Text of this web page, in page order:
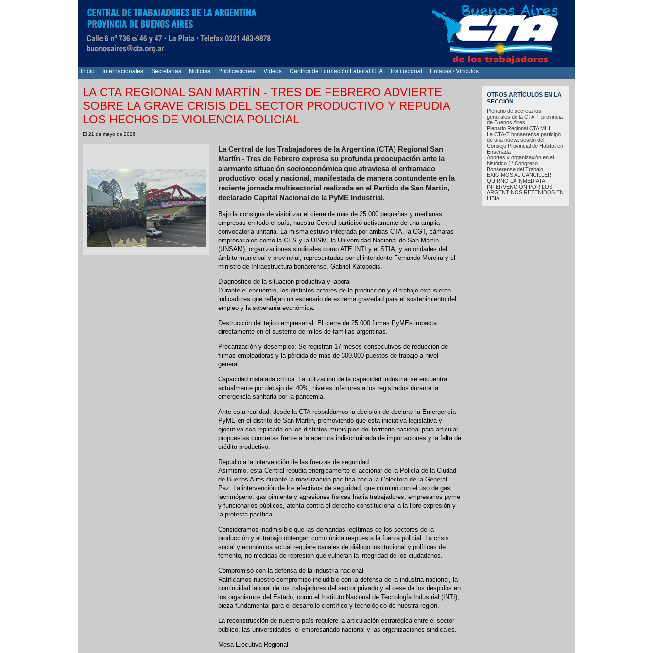
Inicio Internacionales Secretarias Noticias Publicaciones Videos Centros de Formación Laboral CTA Institucional Enlaces / Vinculos
OTROS ARTÍCULOS EN LA
SECCIÓN
Plenario de secretarios
generales de la CTA-T provincia
de Buenos Aires
Plenario Regional CTA MHI
La CTA-T bonaerense participó
de una nueva sesión del
Consejo Provincial de Hábitat en
Ensenada
Aportes y organización en el
histórico 1° Congreso
Bonaerense del Trabajo.
EXIGIMOS AL CANCILLER
QUIRNO LA INMEDIATA
INTERVENCIÓN POR LOS
ARGENTINOS RETENIDOS EN
LIBIA
LA CTA REGIONAL SAN MARTÍN - TRES DE FEBRERO ADVIERTE
SOBRE LA GRAVE CRISIS DEL SECTOR PRODUCTIVO Y REPUDIA
LOS HECHOS DE VIOLENCIA POLICIAL
El 21 de mayo de 2026
La Central de los Trabajadores de la Argentina (CTA) Regional San
Martín - Tres de Febrero expresa su profunda preocupación ante la
alarmante situación socioeconómica que atraviesa el entramado
productivo local y nacional, manifestada de manera contundente en la
reciente jornada multisectorial realizada en el Partido de San Martín,
declarado Capital Nacional de la PyME Industrial.
Bajo la consigna de visibilizar el cierre de más de 25.000 pequeñas y medianas
empresas en todo el país, nuestra Central participó activamente de una amplia
convocatoria unitaria. La misma estuvo integrada por ambas CTA, la CGT, cámaras
empresariales como la CES y la UISM, la Universidad Nacional de San Martín
(UNSAM), organizaciones sindicales como ATE INTI y el STIA, y autoridades del
ámbito municipal y provincial, representadas por el intendente Fernando Moreira y el
ministro de Infraestructura bonaerense, Gabriel Katopodis.
Diagnóstico de la situación productiva y laboral
Durante el encuentro, los distintos actores de la producción y el trabajo expusieron
indicadores que reflejan un escenario de extrema gravedad para el sostenimiento del
empleo y la soberanía económica:
Destrucción del tejido empresarial: El cierre de 25.000 firmas PyMEs impacta
directamente en el sustento de miles de familias argentinas.
Precarización y desempleo: Se registran 17 meses consecutivos de reducción de
firmas empleadoras y la pérdida de más de 300.000 puestos de trabajo a nivel
general.
Capacidad instalada crítica: La utilización de la capacidad industrial se encuentra
actualmente por debajo del 40%, niveles inferiores a los registrados durante la
emergencia sanitaria por la pandemia.
Ante esta realidad, desde la CTA respaldamos la decisión de declarar la Emergencia
PyME en el distrito de San Martín, promoviendo que esta iniciativa legislativa y
ejecutiva sea replicada en los distintos municipios del territorio nacional para articular
propuestas concretas frente a la apertura indiscriminada de importaciones y la falta de
crédito productivo.
Repudio a la intervención de las fuerzas de seguridad
Asimismo, esta Central repudia enérgicamente el accionar de la Policía de la Ciudad
de Buenos Aires durante la movilización pacífica hacia la Colectora de la General
Paz. La intervención de los efectivos de seguridad, que culminó con el uso de gas
lacrimógeno, gas pimienta y agresiones físicas hacia trabajadores, empresarios pyme
y funcionarios públicos, atenta contra el derecho constitucional a la libre expresión y
la protesta pacífica.
Consideramos inadmisible que las demandas legítimas de los sectores de la
producción y el trabajo obtengan como única respuesta la fuerza policial. La crisis
social y económica actual requiere canales de diálogo institucional y políticas de
fomento, no medidas de represión que vulneran la integridad de los ciudadanos.
Compromiso con la defensa de la industria nacional
Ratificamos nuestro compromiso ineludible con la defensa de la industria nacional, la
continuidad laboral de los trabajadores del sector privado y el cese de los despidos en
los organismos del Estado, como el Instituto Nacional de Tecnología Industrial (INTI),
pieza fundamental para el desarrollo científico y tecnológico de nuestra región.
La reconstrucción de nuestro país requiere la articulación estratégica entre el sector
público, las universidades, el empresariado nacional y las organizaciones sindicales.
Mesa Ejecutiva Regional